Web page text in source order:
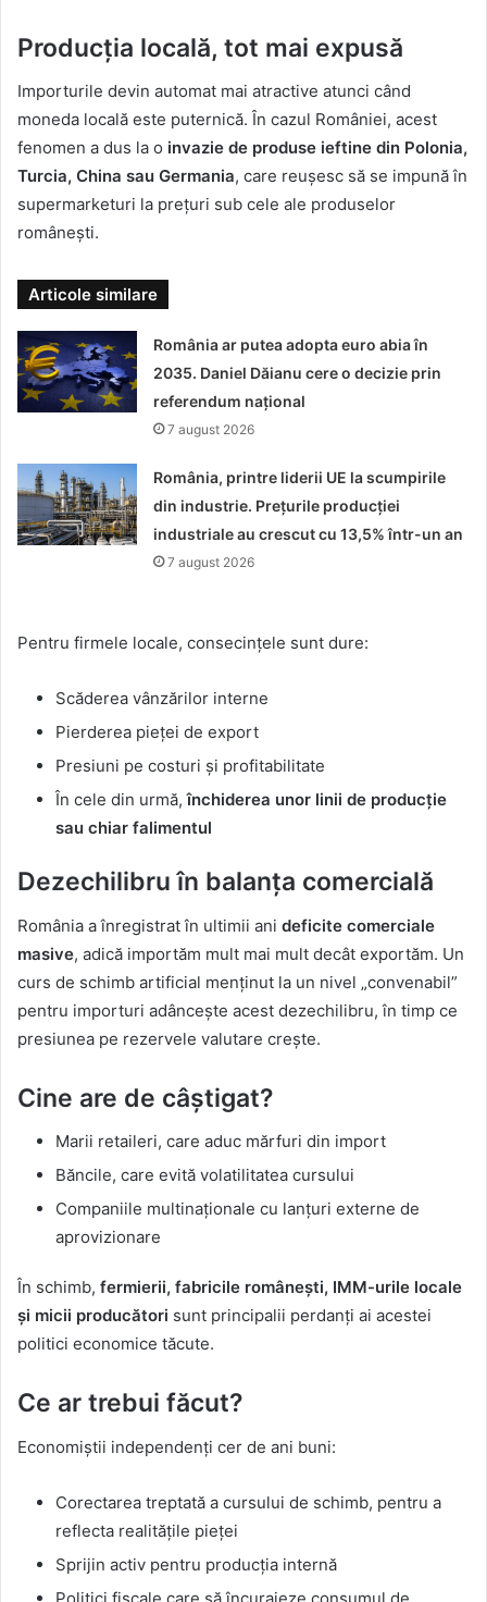
Producția locală, tot mai expusă
Importurile devin automat mai atractive atunci când
moneda locală este puternică. În cazul României, acest
fenomen a dus la o invazie de produse ieftine din Polonia,
Turcia, China sau Germania, care reușesc să se impună în
supermarketuri la prețuri sub cele ale produselor
românești.
Articole similare
România ar putea adopta euro abia în
2035. Daniel Dăianu cere o decizie prin
referendum național
7 august 2026
România, printre liderii UE la scumpirile
din industrie. Prețurile producției
industriale au crescut cu 13,5% într-un an
7 august 2026
Pentru firmele locale, consecințele sunt dure:
Scăderea vânzărilor interne
Pierderea pieței de export
Presiuni pe costuri și profitabilitate
În cele din urmă,închiderea unor linii de producție
sau chiar falimentul
Dezechilibru în balanța comercială
România a înregistrat în ultimii ani deficite comerciale
masive, adică importăm mult mai mult decât exportăm. Un
curs de schimb artificial menținut la un nivel „convenabil”
pentru importuri adâncește acest dezechilibru, în timp ce
presiunea pe rezervele valutare crește.
Cine are de câștigat?
Marii retaileri, care aduc mărfuri din import
Băncile, care evită volatilitatea cursului
Companiile multinaționale cu lanțuri externe de
aprovizionare
În schimb, fermierii, fabricile românești, IMM-urile locale
și micii producători sunt principalii perdanți ai acestei
politici economice tăcute.
Ce ar trebui făcut?
Economiștii independenți cer de ani buni:
Corectarea treptată a cursului de schimb, pentru a
reflecta realitățile pieței
Sprijin activ pentru producția internă